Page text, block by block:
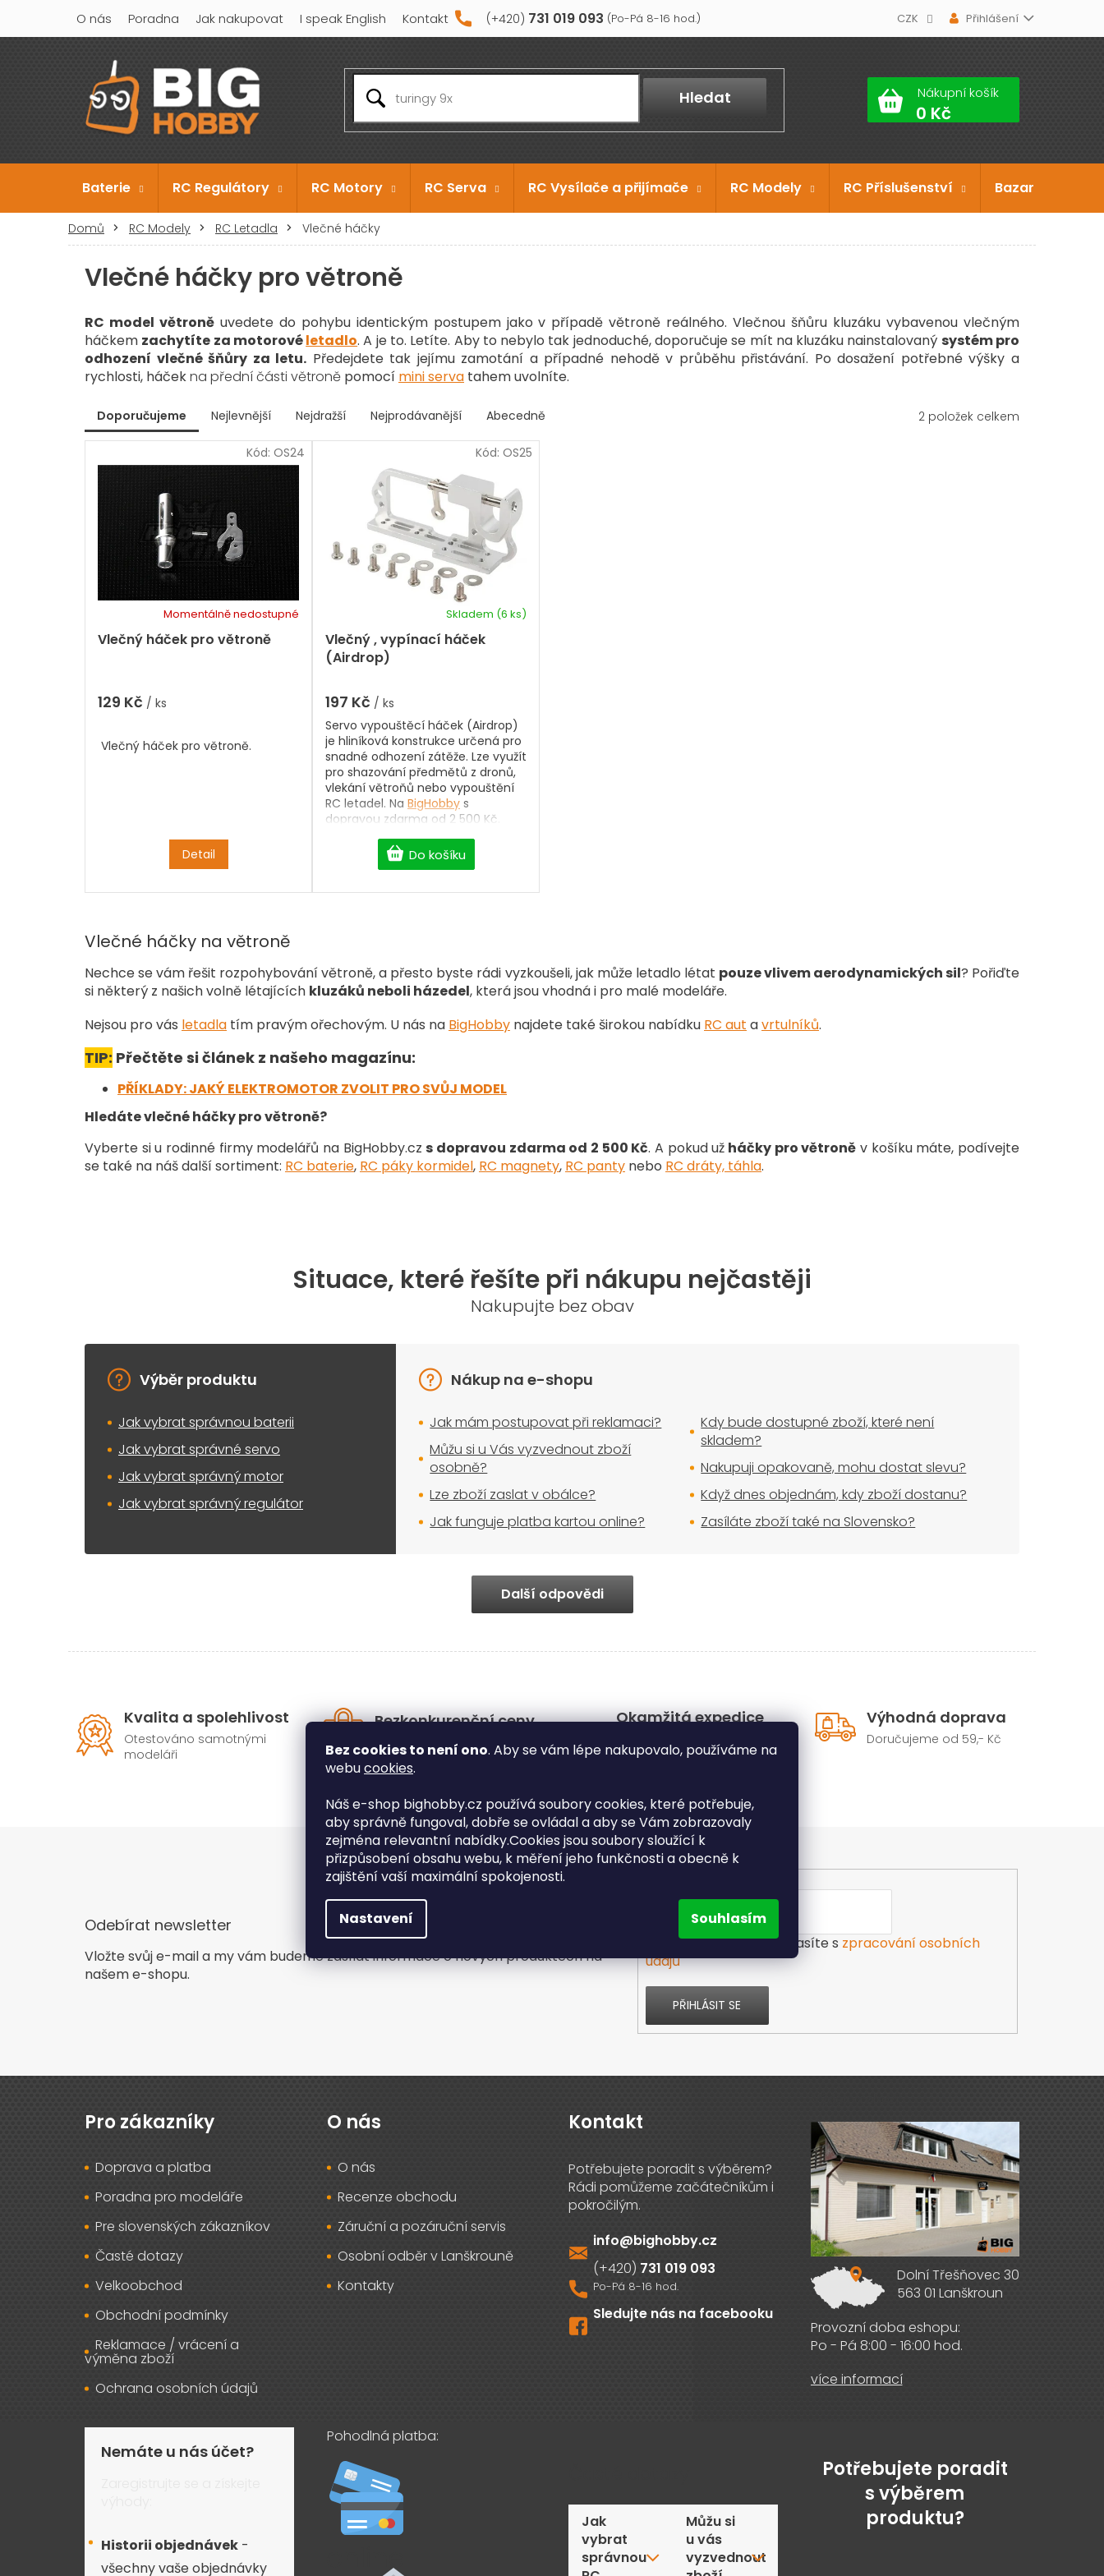
Bez cookies to není ono. Aby se vám lépe nakupovalo, používáme na
webucookies.
Náš e-shop bighobby.cz používá soubory cookies, které potřebuje,
aby správně fungoval, dobře se ovládal a aby se Vám zobrazovaly
zejména relevantní nabídky.Cookies jsou soubory sloužící k
přizpůsobení obsahu webu, k měření jeho funkčnosti a obecně k
zajištění vaší maximální spokojenosti.
Nastavení Souhlasím
obsah
731 019 093
O nás Poradna Jak nakupovat I speak English Kontakt CZK Přihlášení
Hledat Nákupní košík
Baterie RC Regulátory RC Motory RC Serva RC Vysílače a přijímače RC Modely RC Příslušenství Bazar
Domů RC Modely RC Letadla Vlečné háčky
Vlečné háčky pro větroně
RC model větroněuvedete do pohybu identickým postupem jako v případě větroně reálného. Vlečnou šňůru kluzáku vybavenou vlečným
háčkem zachytíte za motorovéletadlo. A je to. Letíte. Aby to nebylo tak jednoduché, doporučuje se mít na kluzáku nainstalovaný systém pro
odhození vlečné šňůry za letu. Předejdete tak jejímu zamotání a případné nehodě v průběhu přistávání. Po dosažení potřebné výšky a
rychlosti, háčekna přední části větroně pomocí mini serva tahem uvolníte.
Ř
Doporučujeme Nejlevnější Nejdražší Nejprodávanější Abecedně 2 položek celkem
ý
p
Vlečný háček pro větroně
Momentálně nedostupné
129 Kč / ks
Detail
Vlečný háček pro větroně.
Kód: OS24
Vlečný , vypínací háček
(Airdrop)
Skladem (6 ks)
197 Kč / ks
Do košíku
Servo vypouštěcí háček (Airdrop)
je hliníková konstrukce určená pro
snadné odhození zátěže. Lze využít
pro shazování předmětů z dronů,
vlekání větroňů nebo vypouštění
RC letadel. Na BigHobby s
dopravou zdarma od 2 500 Kč.
Kód: OS25
d
a
í
p
i
s
Vlečné háčky na větroně
Nechce se vám řešit rozpohybování větroně, a přesto byste rádi vyzkoušeli, jak může letadlo létat pouze vlivemaerodynamických sil? Pořiďte
si některý z našich volně létajících kluzáků neboli házedel, která jsou vhodná i pro malé modeláře.
Nejsou pro vás letadla tím pravým ořechovým. U nás na BigHobby najdete také širokou nabídku RC aut avrtulníků.
TIP: Přečtěte si článek z našeho magazínu:
PŘÍKLADY: JAKÝ ELEKTROMOTOR ZVOLIT PRO SVŮJ MODEL
Hledáte vlečné háčky pro větroně?
Vyberte si u rodinné firmy modelářů na BigHobby.cz s dopravou zdarma od 2 500 Kč. A pokud už háčky pro větroně v košíku máte, podívejte
se také na náš další sortiment: RC baterie, RC páky kormidel, RC magnety, RC panty nebo RC dráty, táhla.
Situace, které řešíte při nákupu nejčastěji
Nakupujte bez obav
Výběr produktu
Jak vybrat správnou baterii
Jak vybrat správné servo
Jak vybrat správný motor
Jak vybrat správný regulátor
Nákup na e-shopu
Jak mám postupovat při reklamaci?
Můžu si u Vás vyzvednout zboží
osobně?
Lze zboží zaslat v obálce?
Jak funguje platba kartou online?
Kdy bude dostupné zboží, které není
skladem?
Nakupuji opakovaně, mohu dostat slevu?
Když dnes objednám, kdy zboží dostanu?
Zasíláte zboží také na Slovensko?
Další odpovědi
Kvalita a spolehlivost
Otestováno samotnými
modeláři
Bezkonkurenční ceny
Nakupte u nás a ušetříte
Okamžitá expedice
Doručení už do druhého
Výhodná doprava
Doručujeme od 59,- Kč
Odebírat newsletter
Vložte svůj e-mail a my vám budeme zasílat informace o nových produktech na
našem e-shopu.
Vložením e-mailu souhlasíte s zpracování osobních
údajů
PŘIHLÁSIT SE
Pro zákazníky
Doprava a platba
Poradna pro modeláře
Pre slovenských zákazníkov
Časté dotazy
Velkoobchod
Obchodní podmínky
Reklamace / vrácení a
výměna zboží
Ochrana osobních údajů
O nás
O nás
Recenze obchodu
Záruční a pozáruční servis
Osobní odběr v Lanškrouně
Kontakty
Kontakt
info@bighobby.cz
731 019 093
Sledujte nás na facebooku
Dolní Třešňovec 30
563 01 Lanškroun
Provozní doba eshopu:
Po - Pá 8:00 - 16:00 hod.
více informací
Nemáte u nás účet?
Historii objednávek -
všechny vaše objednávky
Pohodlná platba:
Jak
vybrat
správnou
Můžu si
u vás
vyzvednout
Potřebujete poradit
s výběrem
produktu?